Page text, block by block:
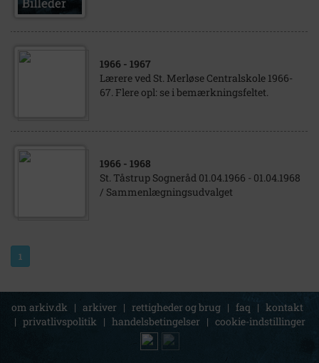
1966 - 1967
Lærere ved St. Merløse Centralskole 1966-
67. Flere opl: se i bemærkningsfeltet.
1966 - 1968
St. Tåstrup Sogneråd 01.04.1966 - 01.04.1968
/ Sammenlægningsudvalget
1
om arkiv.dk | arkiver | rettigheder og brug | faq | kontakt
| privatlivspolitik | handelsbetingelser | cookie-indstillinger